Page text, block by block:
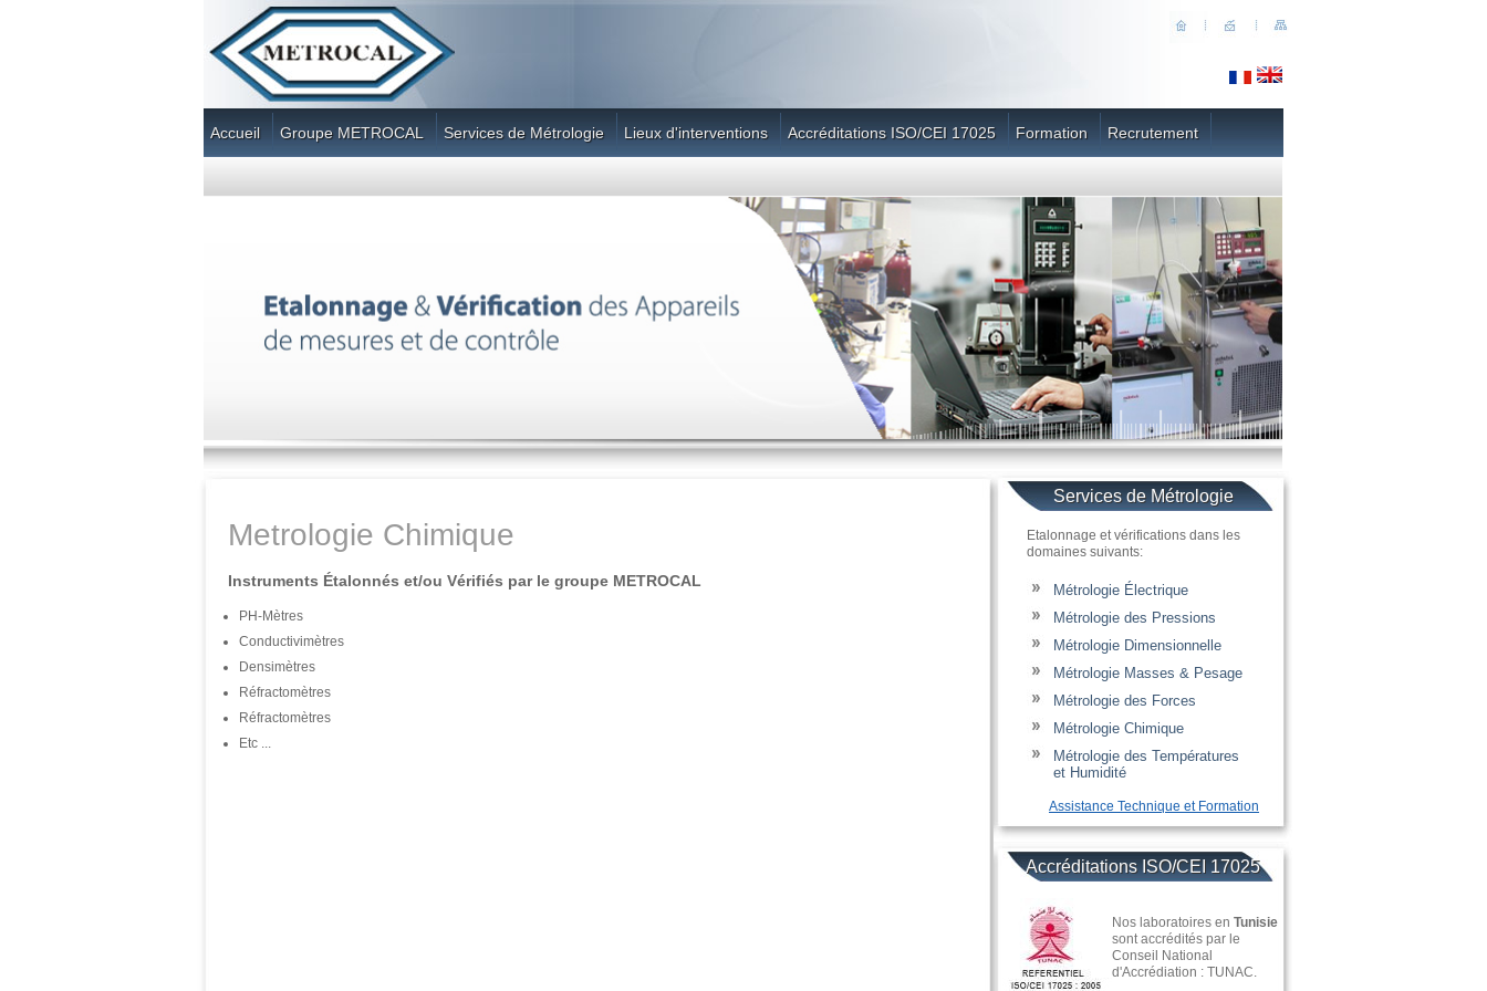
Accueil Groupe METROCAL Services de Métrologie Lieux d'interventions Accréditations ISO/CEI 17025 Formation Recrutement
Metrologie Chimique
Instruments Étalonnés et/ou Vérifiés par le groupe METROCAL
PH-Mètres
Conductivimètres
Densimètres
Réfractomètres
Réfractomètres
Etc ...
Services de Métrologie
Etalonnage et vérifications dans les
domaines suivants:
Métrologie Électrique
Métrologie des Pressions
Métrologie Dimensionnelle
Métrologie Masses & Pesage
Métrologie des Forces
Métrologie Chimique
Métrologie des Températures
et Humidité
Assistance Technique et Formation
Accréditations ISO/CEI 17025
Nos laboratoires en Tunisie
sont accrédités par le
Conseil National
d'Accrédiation : TUNAC.